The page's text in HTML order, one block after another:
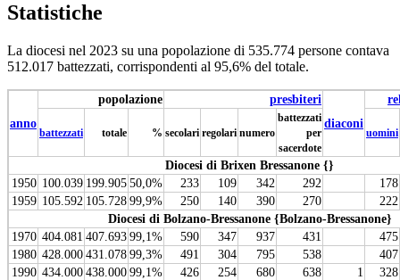
Statistiche
La diocesi nel 2023 su una popolazione di 535.774 persone contava
512.017 battezzati, corrispondenti al 95,6% del totale.
anno
popolazione
presbiteri
diaconi
battezzati totale % secolari regolari numero
battezzati
per
sacerdote
uomini
Diocesi di Brixen Bressanone {}
1950 100.039 199.90550,0% 233 109 342 292
178
1959 105.592 105.72899,9% 250 140 390 270
222
Diocesi di Bolzano-Bressanone {Bolzano-Bressanone}
1970 404.081 407.69399,1% 590 347 937 431
475
1980 428.000431.07899,3% 491 304 795 538
407
1990 434.000438.00099,1% 426 254 680 638 1
328